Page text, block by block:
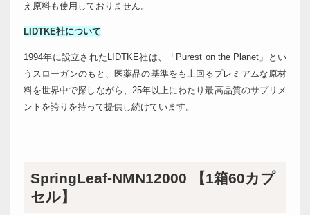
え原料も使用しておりません。
LIDTKE社について
1994年に設立されたLIDTKE社は、「Purest on the Planet」とい
うスローガンのもと、医薬品の基準をも上回るプレミアムな原材
料を世界中で探しながら、25年以上にわたり最高品質のサプリメ
ントを誇りを持って提供し続けています。
SpringLeaf-NMN12000 【1箱60カプ
セル】